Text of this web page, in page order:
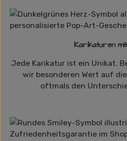
Karikaturen
Jede Karikatur ist ein Unikat.
wir besonderen Wert auf
oftmals den